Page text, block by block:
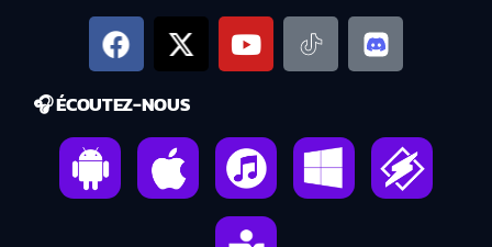
🎧 ÉCOUTEZ-NOUS